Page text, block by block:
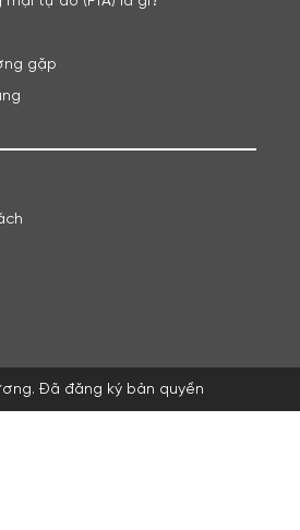
gặp
Đã đăng ký bản quyền